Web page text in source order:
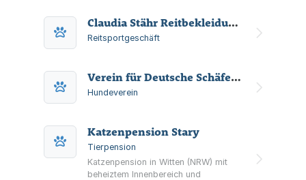
bietet zusätzlich ein Ladenlokal mit
Beratung.
Claudia Stähr Reitbekleidung "ride & style"
Reitsportgeschäft
Verein für Deutsche Schäferhunde Ortsgruppe Herbede und Umgebung 1947 SV. e.V.
Hundeverein
Katzenpension Stary
Tierpension
Katzenpension in Witten (NRW) mit
beheiztem Innenbereich und